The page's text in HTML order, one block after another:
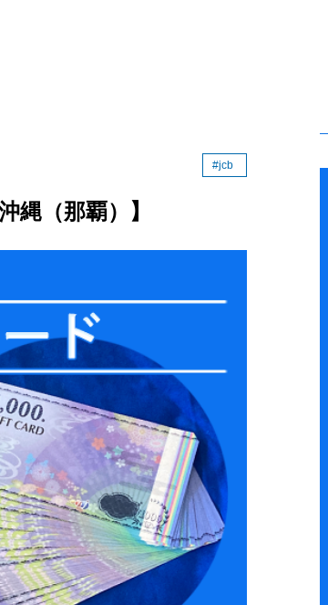
#jcb
縄（那覇）】